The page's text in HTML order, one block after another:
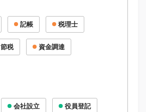
記帳 税理士
節税 資金調達
会社設立 役員登記